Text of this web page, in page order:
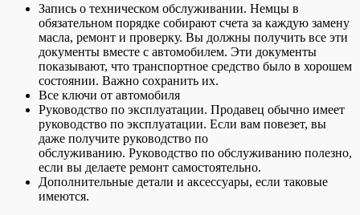
Запись о техническом обслуживании. Немцы в
обязательном порядке собирают счета за каждую замену
масла, ремонт и проверку. Вы должны получить все эти
документы вместе с автомобилем. Эти документы
показывают, что транспортное средство было в хорошем
состоянии. Важно сохранить их.
Все ключи от автомобиля
Руководство по эксплуатации. Продавец обычно имеет
руководство по эксплуатации. Если вам повезет, вы
даже получите руководство по
обслуживанию. Руководство по обслуживанию полезно,
если вы делаете ремонт самостоятельно.
Дополнительные детали и аксессуары, если таковые
имеются.